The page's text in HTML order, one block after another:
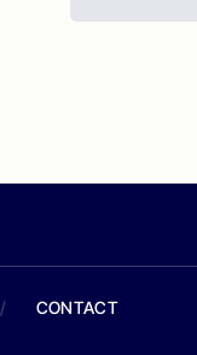
/ CONTACT